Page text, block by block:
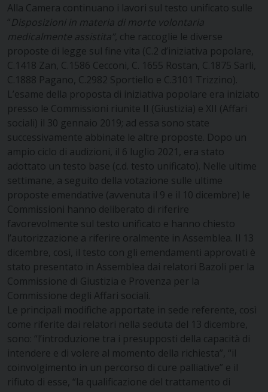
Alla Camera continuano i lavori sul testo unificato sulle
“Disposizioni in materia di morte volontaria
medicalmente assistita”, che raccoglie le diverse
proposte di legge sul fine vita (C.2 d’iniziativa popolare,
C.1418 Zan, C.1586 Cecconi, C. 1655 Rostan, C.1875 Sarli,
C.1888 Pagano, C.2982 Sportiello e C.3101 Trizzino).
L’esame della proposta di iniziativa popolare era iniziato
presso le Commissioni riunite II (Giustizia) e XII (Affari
sociali) il 30 gennaio 2019; ad essa sono state
successivamente abbinate le altre proposte. Dopo un
ampio ciclo di audizioni, il 6 luglio 2021, era stato
adottato un testo base (c.d. testo unificato). Nelle ultime
settimane, a seguito della votazione sulle ultime
proposte emendative (avvenuta il 9 e il 10 dicembre) le
Commissioni hanno deliberato di riferire
favorevolmente sul testo unificato e hanno chiesto
l’autorizzazione a riferire oralmente in Assemblea. Il 13
dicembre, così, il testo con gli emendamenti approvati è
stato presentato in Assemblea dai relatori Bazoli per la
Commissione di Giustizia e Provenza per la
Commissione degli Affari sociali.
Le principali modifiche apportate in sede referente, così
come riferite dai relatori nella seduta del 13 dicembre,
sono: “l’introduzione tra i presupposti della capacità di
intendere e di volere al momento della richiesta”, “il
coinvolgimento in un percorso di cure palliative” e il
rifiuto di esse, “la qualificazione del trattamento di